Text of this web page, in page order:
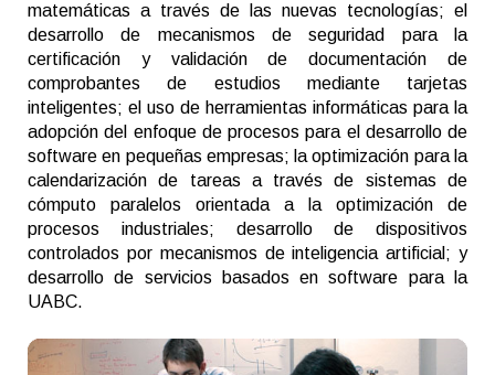
matemáticas a través de las nuevas tecnologías; el
desarrollo de mecanismos de seguridad para la
certificación y validación de documentación de
comprobantes de estudios mediante tarjetas
inteligentes; el uso de herramientas informáticas para la
adopción del enfoque de procesos para el desarrollo de
software en pequeñas empresas; la optimización para la
calendarización de tareas a través de sistemas de
cómputo paralelos orientada a la optimización de
procesos industriales; desarrollo de dispositivos
controlados por mecanismos de inteligencia artificial; y
desarrollo de servicios basados en software para la
UABC.